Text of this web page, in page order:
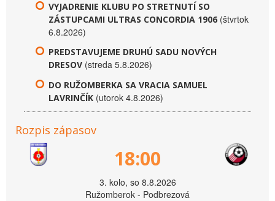
VYJADRENIE KLUBU PO STRETNUTÍ SO
ZÁSTUPCAMI ULTRAS CONCORDIA 1906 (štvrtok
6.8.2026)
PREDSTAVUJEME DRUHÚ SADU NOVÝCH
DRESOV (streda 5.8.2026)
DO RUŽOMBERKA SA VRACIA SAMUEL
LAVRINČÍK (utorok 4.8.2026)
Rozpis zápasov
18:00
3. kolo, so 8.8.2026
Ružomberok - Podbrezová